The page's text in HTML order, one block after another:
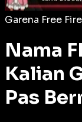
Garena Free Fire
Nama
Kalian
Pas